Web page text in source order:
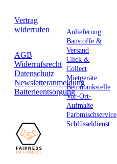
Vertrag
widerrufen
AGB
Widerrufsrecht
Datenschutz
Newsletteranmeldung
Batterieentsorgung
Anlieferung
Baustoffe &
Versand
Click &
Collect
Mietgeräte
Betontankstelle
Vor-Ort-
Aufmaße
Farbmischservice
Schlüsseldienst